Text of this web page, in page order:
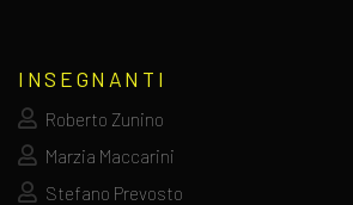
INSEGNANTI
Roberto Zunino
Marzia Maccarini
Stefano Prevosto